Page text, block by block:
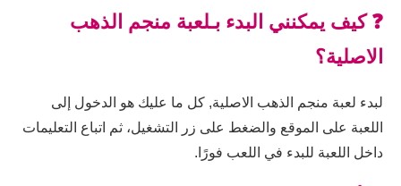
❓ كيف يمكنني البدء بـلعبة منجم الذهب
الاصلية؟
لبدء لعبة منجم الذهب الاصلية, كل ما عليك هو الدخول إلى
اللعبة على الموقع والضغط على زر التشغيل، ثم اتباع التعليمات
داخل اللعبة للبدء في اللعب فورًا.